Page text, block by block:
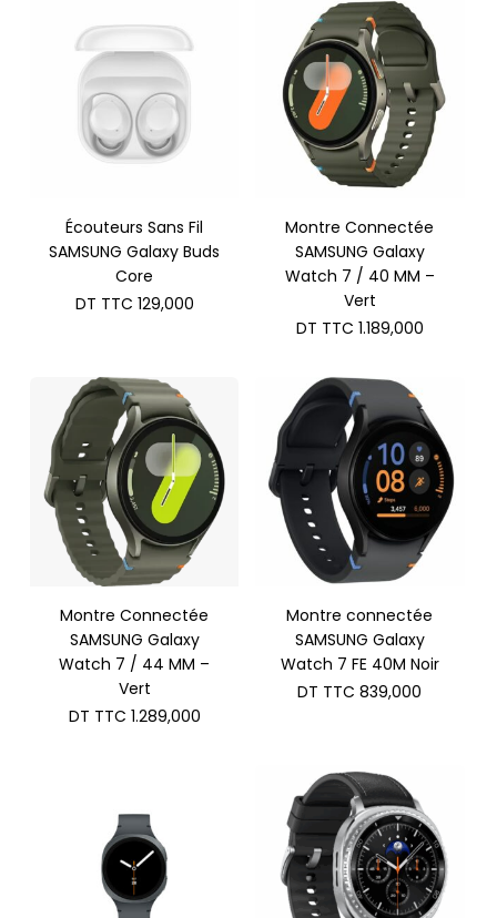
TTC 59,000.
Écouteurs Sans Fil
SAMSUNG Galaxy Buds
Core
DT TTC 129,000
Montre Connectée
SAMSUNG Galaxy
Watch 7 / 40 MM –
Vert
DT TTC 1.189,000
Montre Connectée
SAMSUNG Galaxy
Watch 7 / 44 MM –
Vert
DT TTC 1.289,000
Montre connectée
SAMSUNG Galaxy
Watch 7 FE 40M Noir
DT TTC 839,000